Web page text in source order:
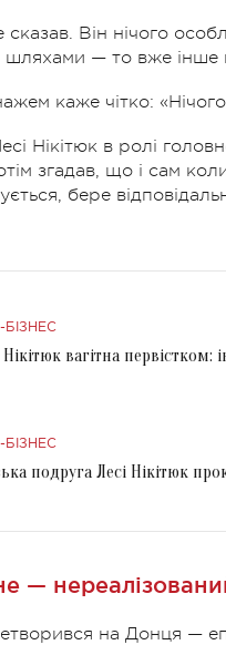
сказав. Він нічого
шляхами — то вже
каже чітко:
Нікітюк в ролі
згадав, що і сам
бере
БІЗНЕС
вагітна первістком:
БІЗНЕС
подруга Лесі Нікітюк
—
на Донця —